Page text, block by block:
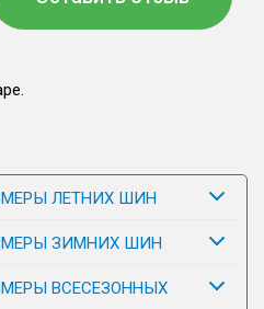
ЛЕТНИХ ШИН
ЗИМНИХ ШИН
ВСЕСЕЗОННЫХ